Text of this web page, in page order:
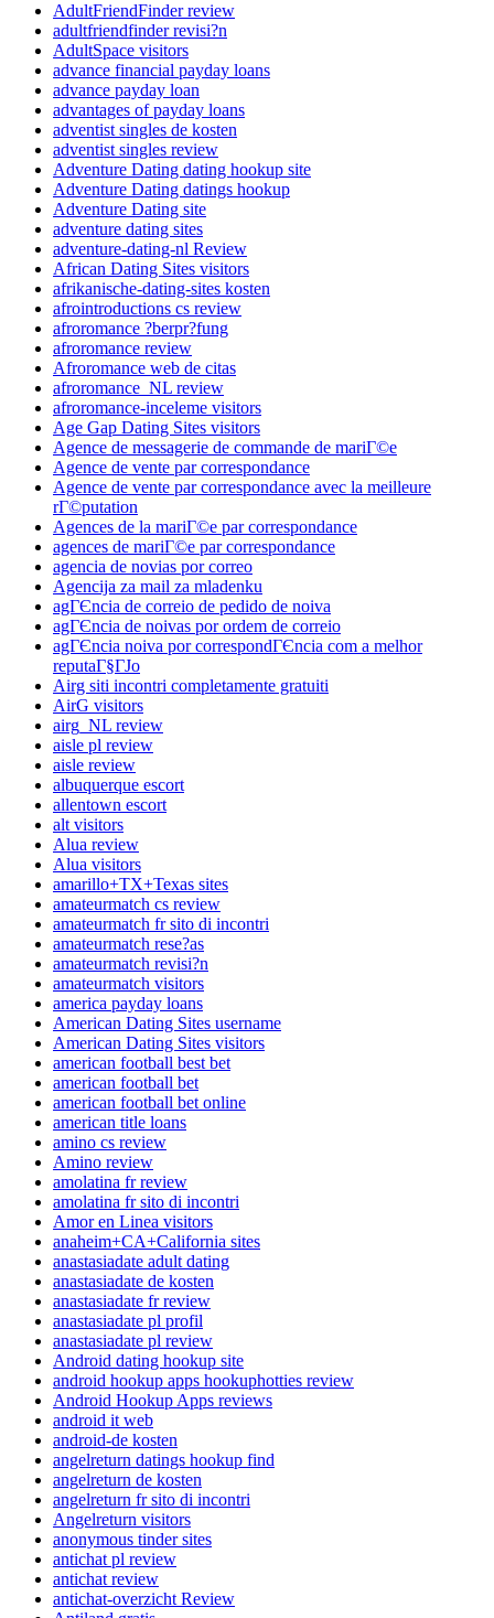
AdultFriendFinder review
adultfriendfinder revisi?n
AdultSpace visitors
advance financial payday loans
advance payday loan
advantages of payday loans
adventist singles de kosten
adventist singles review
Adventure Dating dating hookup site
Adventure Dating datings hookup
Adventure Dating site
adventure dating sites
adventure-dating-nl Review
African Dating Sites visitors
afrikanische-dating-sites kosten
afrointroductions cs review
afroromance ?berpr?fung
afroromance review
Afroromance web de citas
afroromance_NL review
afroromance-inceleme visitors
Age Gap Dating Sites visitors
Agence de messagerie de commande de mariГ©e
Agence de vente par correspondance
Agence de vente par correspondance avec la meilleure
rГ©putation
Agences de la mariГ©e par correspondance
agences de mariГ©e par correspondance
agencia de novias por correo
Agencija za mail za mladenku
agГЄncia de correio de pedido de noiva
agГЄncia de noivas por ordem de correio
agГЄncia noiva por correspondГЄncia com a melhor
reputaГ§ГЈo
Airg siti incontri completamente gratuiti
AirG visitors
airg_NL review
aisle pl review
aisle review
albuquerque escort
allentown escort
alt visitors
Alua review
Alua visitors
amarillo+TX+Texas sites
amateurmatch cs review
amateurmatch fr sito di incontri
amateurmatch rese?as
amateurmatch revisi?n
amateurmatch visitors
america payday loans
American Dating Sites username
American Dating Sites visitors
american football best bet
american football bet
american football bet online
american title loans
amino cs review
Amino review
amolatina fr review
amolatina fr sito di incontri
Amor en Linea visitors
anaheim+CA+California sites
anastasiadate adult dating
anastasiadate de kosten
anastasiadate fr review
anastasiadate pl profil
anastasiadate pl review
Android dating hookup site
android hookup apps hookuphotties review
Android Hookup Apps reviews
android it web
android-de kosten
angelreturn datings hookup find
angelreturn de kosten
angelreturn fr sito di incontri
Angelreturn visitors
anonymous tinder sites
antichat pl review
antichat review
antichat-overzicht Review